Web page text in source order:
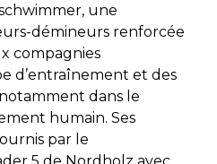
une
démineurs renforcée
compagnies
d’entraînement et des
dans le
humain. Ses
par le